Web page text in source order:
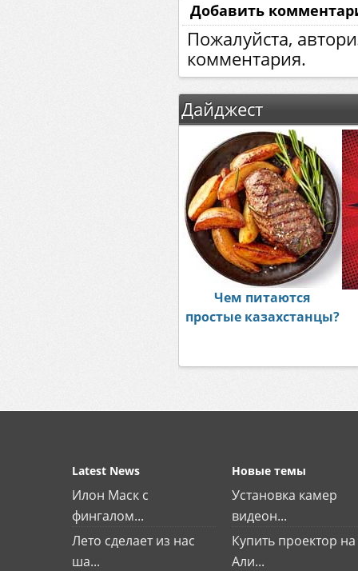
Добавить
Пожалуйста,
комментария.
Дайджест
Чем питаются
простые казахстанцы?
Latest News
Илон Маск с
фингалом...
Лето сделает из нас
ша...
Новые темы
Установка камер
видеон...
Купить проектор на
Али...